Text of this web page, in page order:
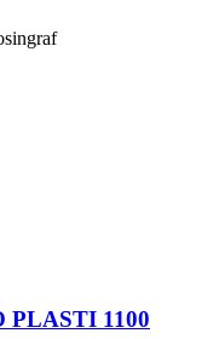
1100